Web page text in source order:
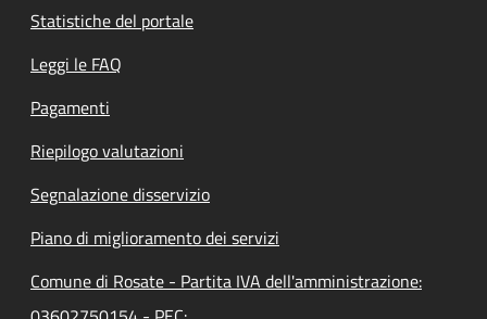
Statistiche del portale
Leggi le FAQ
Pagamenti
Riepilogo valutazioni
Segnalazione disservizio
Piano di miglioramento dei servizi
Comune di Rosate - Partita IVA dell'amministrazione: